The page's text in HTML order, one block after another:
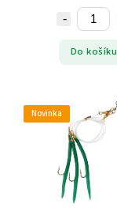
Do košíku
Novinka